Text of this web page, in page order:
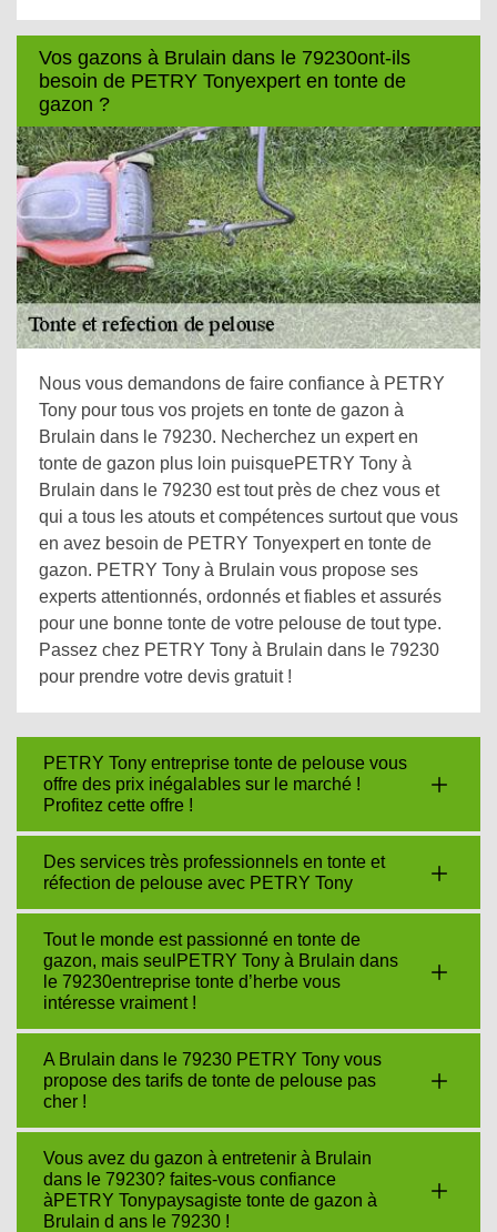
Vos gazons à Brulain dans le 79230ont-ils
besoin de PETRY Tonyexpert en tonte de
gazon ?
Nous vous demandons de faire confiance à PETRY
Tony pour tous vos projets en tonte de gazon à
Brulain dans le 79230. Necherchez un expert en
tonte de gazon plus loin puisquePETRY Tony à
Brulain dans le 79230 est tout près de chez vous et
qui a tous les atouts et compétences surtout que vous
en avez besoin de PETRY Tonyexpert en tonte de
gazon. PETRY Tony à Brulain vous propose ses
experts attentionnés, ordonnés et fiables et assurés
pour une bonne tonte de votre pelouse de tout type.
Passez chez PETRY Tony à Brulain dans le 79230
pour prendre votre devis gratuit !
PETRY Tony entreprise tonte de pelouse vous
offre des prix inégalables sur le marché !
Profitez cette offre !
Des services très professionnels en tonte et
réfection de pelouse avec PETRY Tony
Tout le monde est passionné en tonte de
gazon, mais seulPETRY Tony à Brulain dans
le 79230entreprise tonte d’herbe vous
intéresse vraiment !
A Brulain dans le 79230 PETRY Tony vous
propose des tarifs de tonte de pelouse pas
cher !
Vous avez du gazon à entretenir à Brulain
dans le 79230? faites-vous confiance
àPETRY Tonypaysagiste tonte de gazon à
Brulain d ans le 79230 !